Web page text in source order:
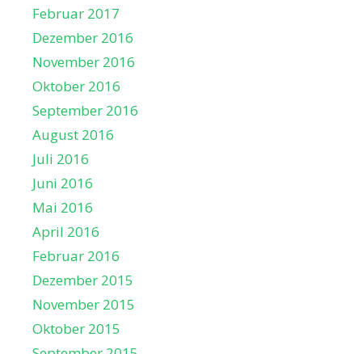
Februar 2017
Dezember 2016
November 2016
Oktober 2016
September 2016
August 2016
Juli 2016
Juni 2016
Mai 2016
April 2016
Februar 2016
Dezember 2015
November 2015
Oktober 2015